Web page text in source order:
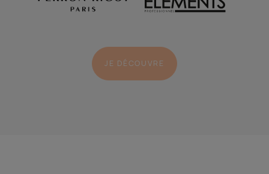
JE DÉCOUVRE